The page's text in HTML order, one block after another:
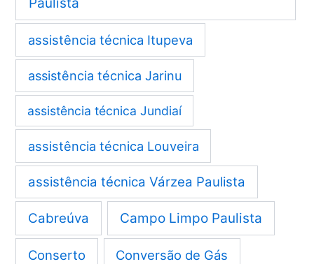
assistência técnica Itupeva
assistência técnica Jarinu
assistência técnica Jundiaí
assistência técnica Louveira
assistência técnica Várzea Paulista
Cabreúva Campo Limpo Paulista
Conserto Conversão de Gás